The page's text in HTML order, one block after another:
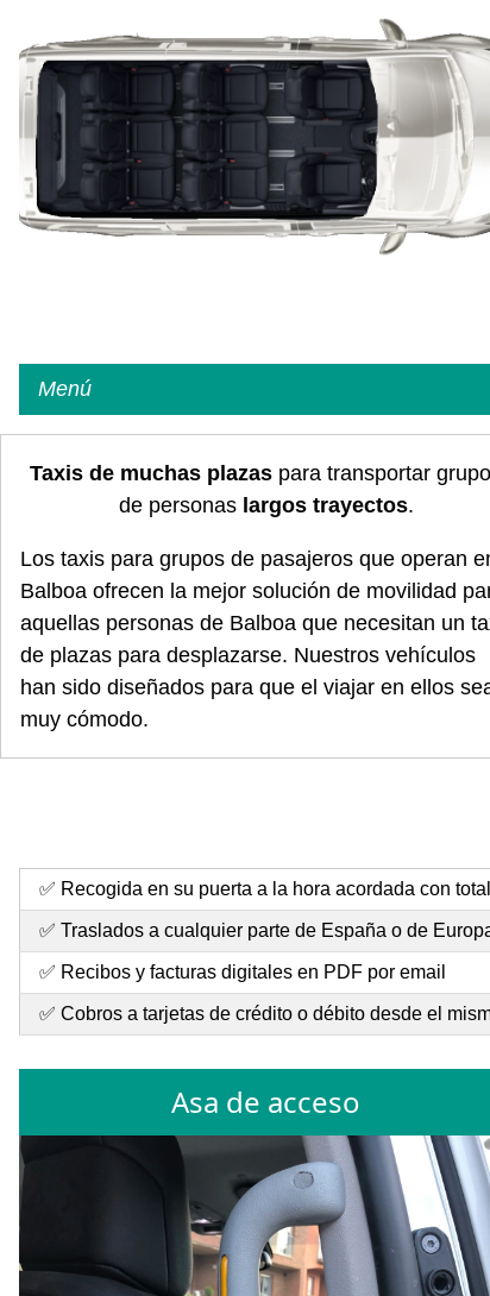
Menú
Taxis de muchas plazas para transportar
de personas largos trayectos.
Los taxis para grupos de pasajeros que operan
Balboa ofrecen la mejor solución de movilidad
aquellas personas de Balboa que necesitan un
de plazas para desplazarse. Nuestros vehículos
han sido diseñados para que el viajar en ellos
muy cómodo.
✅ Recogida en su puerta a la hora acordada con
✅ Traslados a cualquier parte de España o de
✅ Recibos y facturas digitales en PDF por email
✅ Cobros a tarjetas de crédito o débito desde el
Asa de acceso